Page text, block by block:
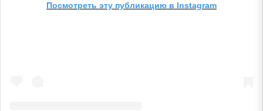
Посмотреть эту публикацию в Instagram